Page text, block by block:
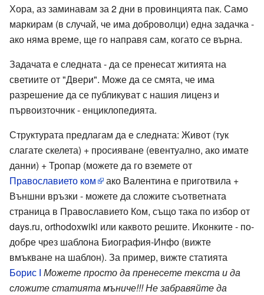
Хора, аз заминавам за 2 дни в провинцията пак. Само
маркирам (в случай, че има доброволци) една задачка -
ако няма време, ще го направя сам, когато се върна.
Задачата е следната - да се пренесат житията на
светиите от "Двери". Може да се смята, че има
разрешение да се публикуват с нашия лиценз и
първоизточник - енциклопедията.
Структурата предлагам да е следната: Живот (тук
слагате скелета) + просияване (евентуално, ако имате
данни) + Тропар (можете да го вземете от
Православието ком
ако Валентина е приготвила +
Външни връзки - можете да сложите съответната
страница в Православието Ком, също така по избор от
days.ru, orthodoxwiki или каквото решите. Иконките - по-
добре чрез шаблона Биография-Инфо (вижте
вмъкване на шаблон). За пример, вижте статията
Борис І Можете просто да пренесете текста и да
сложите статията мъниче!!! Не забравяйте да